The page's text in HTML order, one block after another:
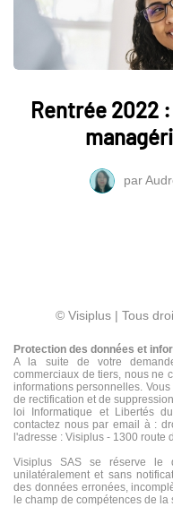
Rentrée 2022
par
© Visiplus | Tous
Protection des données et
A la suite de votre
commerciaux de tiers, nous ne
informations personnelles.
de rectification et de
loi Informatique et Libertés
contactez nous par email à :
l'adresse : Visiplus - 1300 route
Visiplus SAS se réserve le
unilatéralement et sans
des données erronées,
le champ de compétences de la